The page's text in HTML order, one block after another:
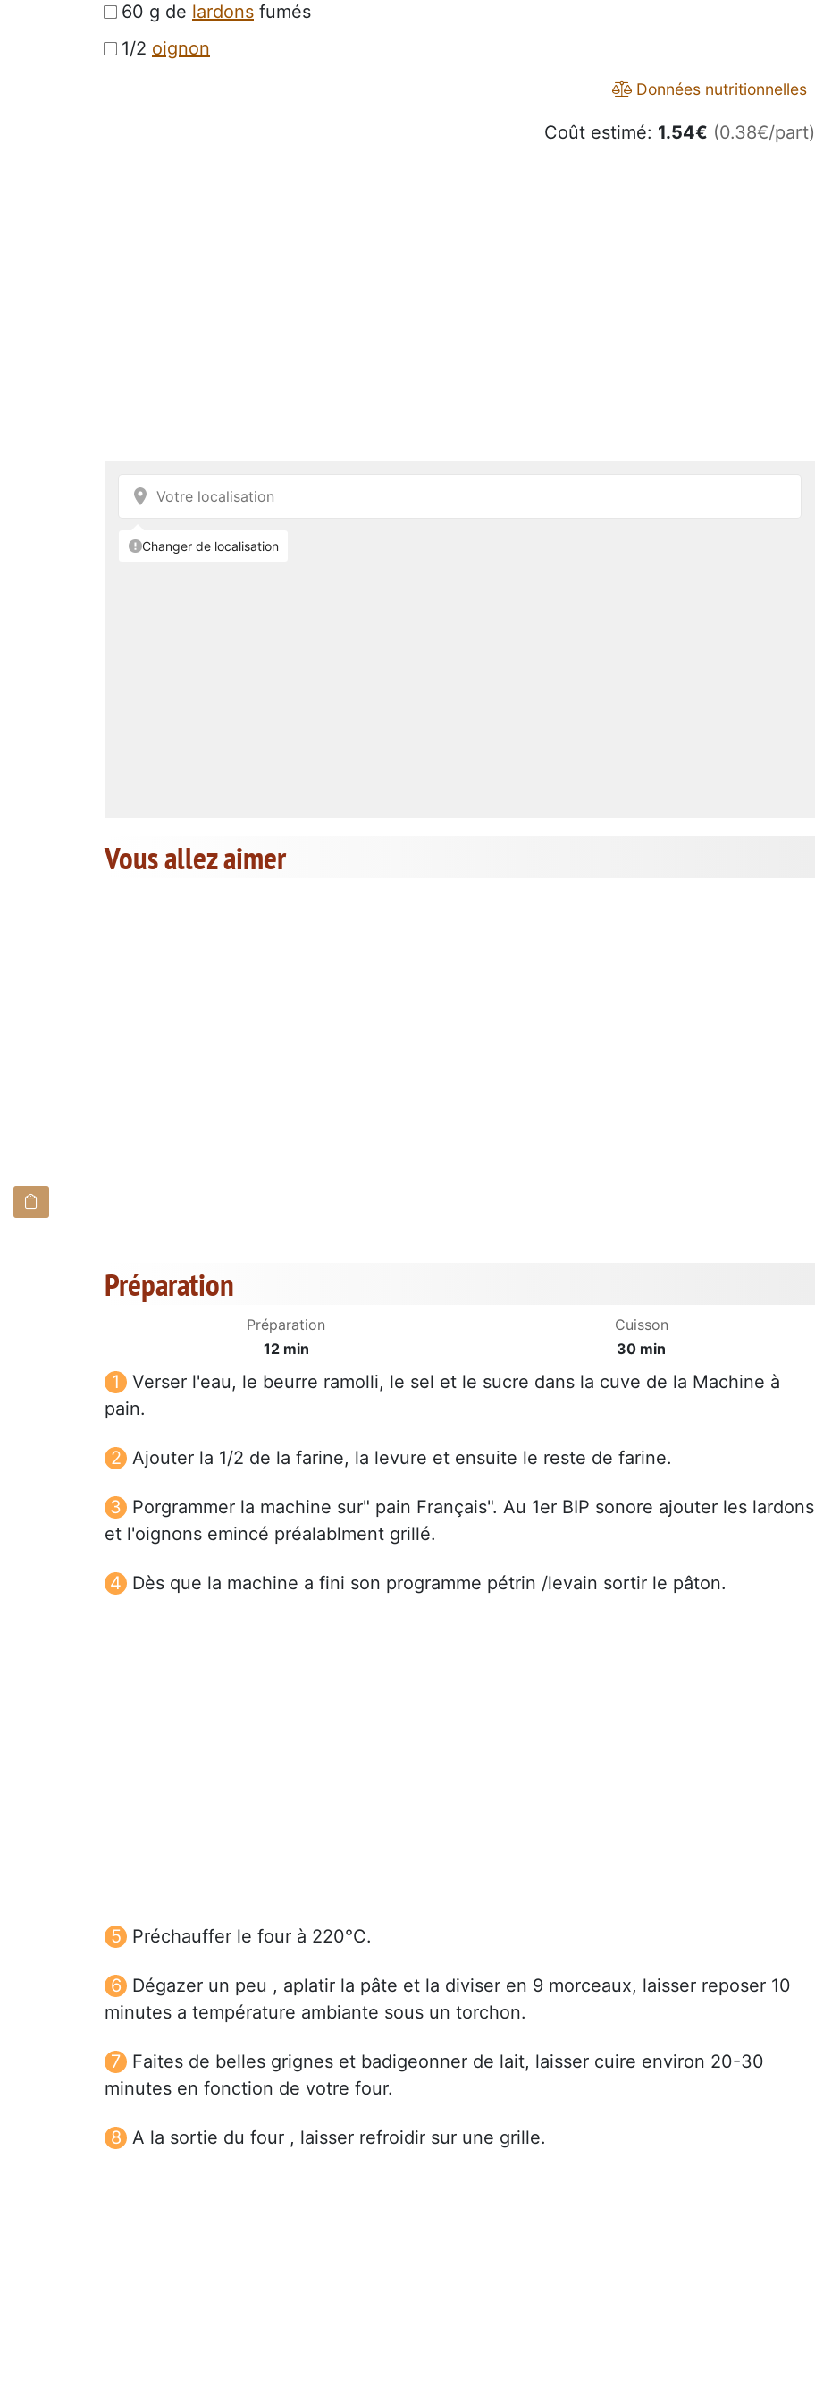
60 g de lardons fumés
1/2 oignon
Données nutritionnelles
Coût estimé: 1.54€ (0.38€/part)
Vous allez aimer
Préparation
Préparation
12 min
Cuisson
30 min
Verser l'eau, le beurre ramolli, le sel et le sucre dans la cuve de la Machine à
pain.
Ajouter la 1/2 de la farine, la levure et ensuite le reste de farine.
Porgrammer la machine sur" pain Français". Au 1er BIP sonore ajouter les lardons
et l'oignons emincé préalablment grillé.
Dès que la machine a fini son programme pétrin /levain sortir le pâton.
Préchauffer le four à 220°C.
Dégazer un peu , aplatir la pâte et la diviser en 9 morceaux, laisser reposer 10
minutes a température ambiante sous un torchon.
Faites de belles grignes et badigeonner de lait, laisser cuire environ 20-30
minutes en fonction de votre four.
A la sortie du four , laisser refroidir sur une grille.